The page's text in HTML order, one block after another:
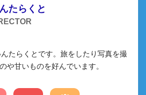
たらくと
たらくとです。旅をしたり写真を撮
や甘いものを好んでいます。